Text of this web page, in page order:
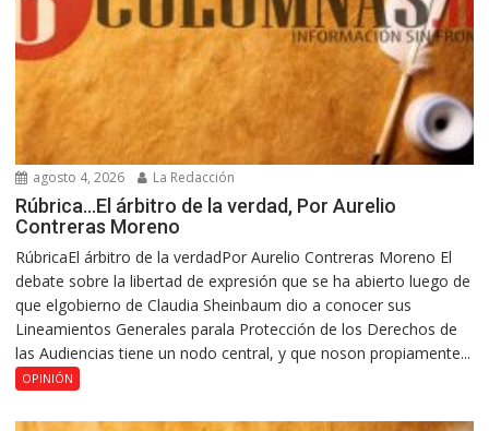
agosto 4, 2026 La Redacción
Rúbrica…El árbitro de la verdad, Por Aurelio
Contreras Moreno
RúbricaEl árbitro de la verdadPor Aurelio Contreras Moreno El
debate sobre la libertad de expresión que se ha abierto luego de
que elgobierno de Claudia Sheinbaum dio a conocer sus
Lineamientos Generales parala Protección de los Derechos de
las Audiencias tiene un nodo central, y que noson propiamente...
OPINIÓN